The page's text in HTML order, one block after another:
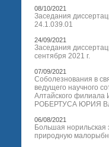
08/10/2021
Заседания
24.1.039.01
24/09/2021
Заседания
сентября 2021 г.
07/09/2021
Соболезнования в
ведущего научного
Алтайского
РОБЕРТУСА ЮРИЯ
06/08/2021
Большая норильская
природную